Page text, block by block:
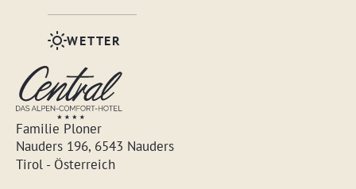
Familie Ploner
Nauders 196, 6543 Nauders
Tirol - Österreich
WETTER